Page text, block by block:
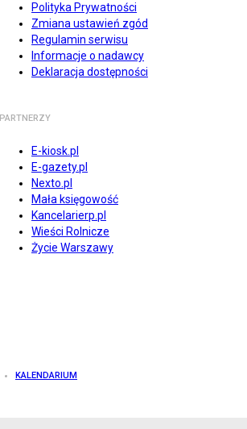
Polityka Prywatności
Zmiana ustawień zgód
Regulamin serwisu
Informacje o nadawcy
Deklaracja dostępności
PARTNERZY
E-kiosk.pl
E-gazety.pl
Nexto.pl
Mała księgowość
Kancelarierp.pl
Wieści Rolnicze
Życie Warszawy
KALENDARIUM